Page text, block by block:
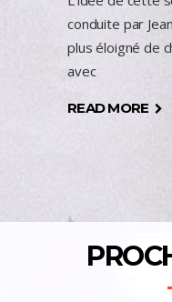
conduite par
plus éloigné de
avec
READ MORE